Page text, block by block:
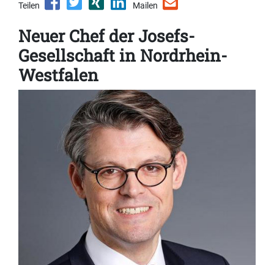
Teilen Mailen
Neuer Chef der Josefs-
Gesellschaft in Nordrhein-
Westfalen